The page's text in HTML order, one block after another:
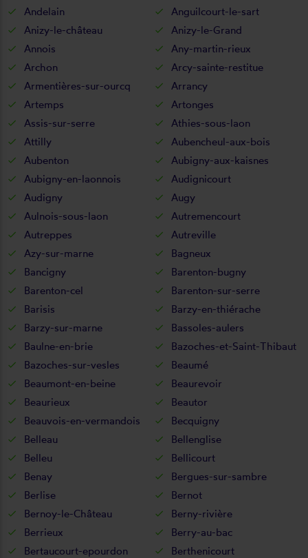
Andelain
Anguilcourt-le-sart
Anizy-le-château
Anizy-le-Grand
Annois
Any-martin-rieux
Archon
Arcy-sainte-restitue
Armentières-sur-ourcq
Arrancy
Artemps
Artonges
Assis-sur-serre
Athies-sous-laon
Attilly
Aubencheul-aux-bois
Aubenton
Aubigny-aux-kaisnes
Aubigny-en-laonnois
Audignicourt
Audigny
Augy
Aulnois-sous-laon
Autremencourt
Autreppes
Autreville
Azy-sur-marne
Bagneux
Bancigny
Barenton-bugny
Barenton-cel
Barenton-sur-serre
Barisis
Barzy-en-thiérache
Barzy-sur-marne
Bassoles-aulers
Baulne-en-brie
Bazoches-et-Saint-Thibaut
Bazoches-sur-vesles
Beaumé
Beaumont-en-beine
Beaurevoir
Beaurieux
Beautor
Beauvois-en-vermandois
Becquigny
Belleau
Bellenglise
Belleu
Bellicourt
Benay
Bergues-sur-sambre
Berlise
Bernot
Bernoy-le-Château
Berny-rivière
Berrieux
Berry-au-bac
Bertaucourt-epourdon
Berthenicourt